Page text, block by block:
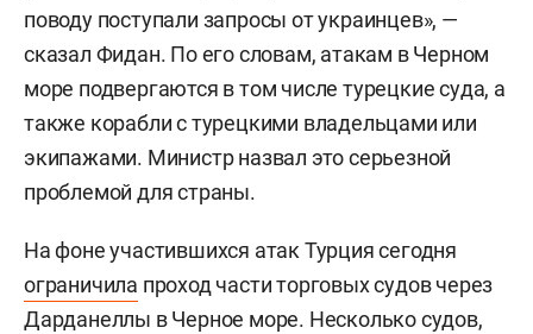
поводу поступали запросы от украинцев», —
сказал Фидан. По его словам, атакам в Черном
море подвергаются в том числе турецкие суда, а
также корабли с турецкими владельцами или
экипажами. Министр назвал это серьезной
проблемой для страны.
На фоне участившихся атак Турция сегодня
ограничила проход части торговых судов через
Дарданеллы в Черное море. Несколько судов,